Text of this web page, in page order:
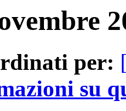
per:
su